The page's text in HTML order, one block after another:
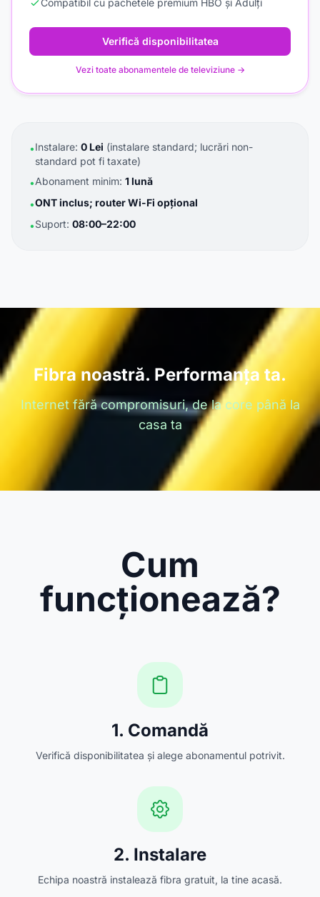
Compatibil cu pachetele premium HBO și Adulți
Verifică disponibilitatea
Vezi toate abonamentele de televiziune →
•Instalare: 0 Lei (instalare standard; lucrări non-
standard pot fi taxate)
•Abonament minim: 1 lună
•ONT inclus; router Wi-Fi opțional
•Suport: 08:00–22:00
Fibra noastră. Performanța ta.
Internet fără compromisuri, de la core până la
casa ta
Cum
funcționează?
1. Comandă
Verifică disponibilitatea și alege abonamentul potrivit.
2. Instalare
Echipa noastră instalează fibra gratuit, la tine acasă.